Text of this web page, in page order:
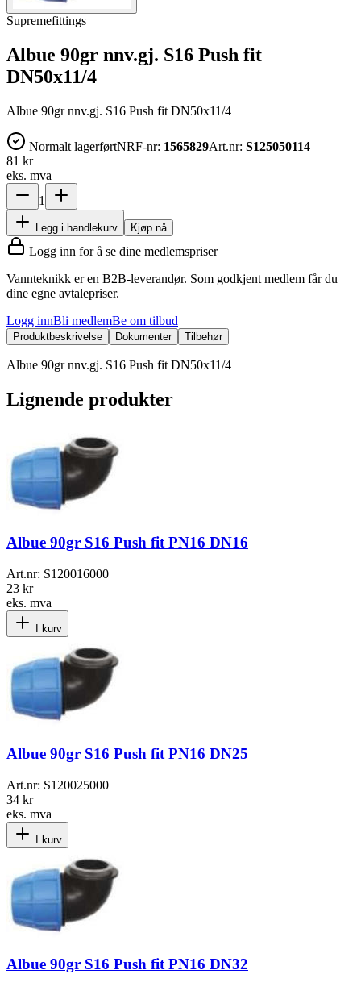
Supremefittings
Albue 90gr nnv.gj. S16 Push fit
DN50x11/4
Albue 90gr nnv.gj. S16 Push fit DN50x11/4
Normalt lagerførtNRF-nr: 1565829Art.nr: S125050114
81 kr
eks. mva
1
Legg i handlekurv Kjøp nå
Logg inn for å se dine medlemspriser
Vannteknikk er en B2B-leverandør. Som godkjent medlem får du
dine egne avtalepriser.
Logg innBli medlemBe om tilbud
Produktbeskrivelse Dokumenter Tilbehør
Albue 90gr nnv.gj. S16 Push fit DN50x11/4
Lignende produkter
Albue 90gr S16 Push fit PN16 DN16
Art.nr: S120016000
23 kr
eks. mva
I kurv
Albue 90gr S16 Push fit PN16 DN25
Art.nr: S120025000
34 kr
eks. mva
I kurv
Albue 90gr S16 Push fit PN16 DN32